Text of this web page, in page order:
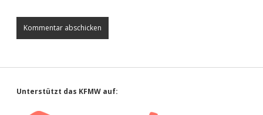
Sidebar
Unterstützt das KFMW auf: